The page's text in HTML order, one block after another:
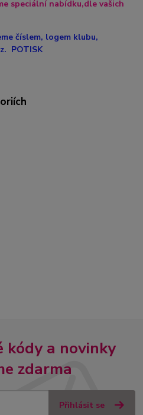
speciální nabídku,dle vašich
číslem, logem klubu,
POTISK
kódy a novinky
zdarma
Přihlásit se